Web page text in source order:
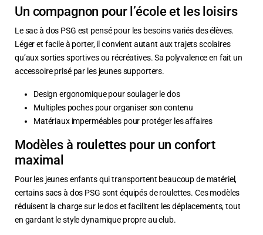
Un compagnon pour l’école et les loisirs
Le sac à dos PSG est pensé pour les besoins variés des élèves.
Léger et facile à porter, il convient autant aux trajets scolaires
qu’aux sorties sportives ou récréatives. Sa polyvalence en fait un
accessoire prisé par les jeunes supporters.
Design ergonomique pour soulager le dos
Multiples poches pour organiser son contenu
Matériaux imperméables pour protéger les affaires
Modèles à roulettes pour un confort
maximal
Pour les jeunes enfants qui transportent beaucoup de matériel,
certains sacs à dos PSG sont équipés de roulettes. Ces modèles
réduisent la charge sur le dos et facilitent les déplacements, tout
en gardant le style dynamique propre au club.